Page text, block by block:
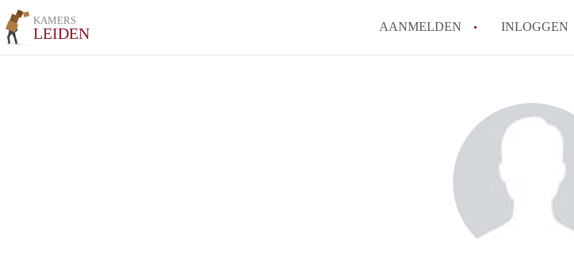
KAMERS
LEIDEN AANMELDEN INLOGGEN